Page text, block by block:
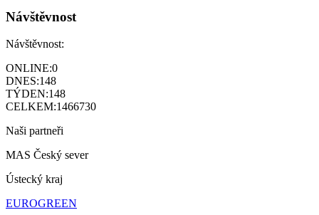
Návštěvnost
Návštěvnost:
ONLINE:0
DNES:148
TÝDEN:148
CELKEM:1466730
Naši partneři
MAS Český sever
Ústecký kraj
EUROGREEN